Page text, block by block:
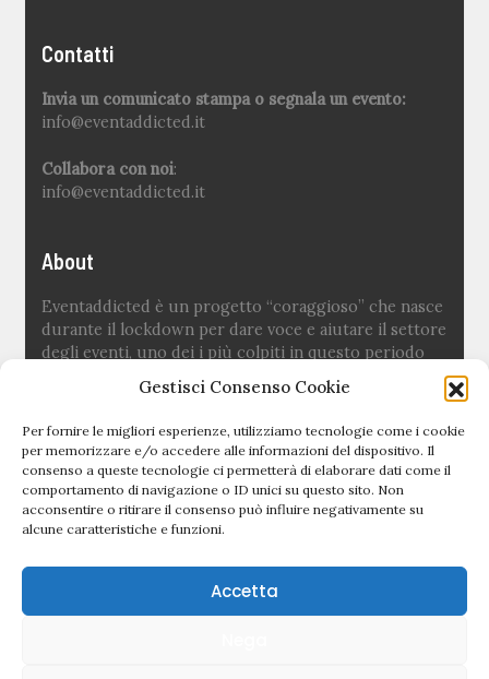
Gestisci Consenso Cookie
Per fornire le migliori esperienze, utilizziamo tecnologie come i cookie
per memorizzare e/o accedere alle informazioni del dispositivo. Il
consenso a queste tecnologie ci permetterà di elaborare dati come il
comportamento di navigazione o ID unici su questo sito. Non
acconsentire o ritirare il consenso può influire negativamente su
alcune caratteristiche e funzioni.
Accetta
Contatti
Invia un comunicato stampa o segnala un evento:
info@eventaddicted.it
Collabora con noi:
info@eventaddicted.it
About
Eventaddicted è un progetto “coraggioso” che nasce
durante il lockdown per dare voce e aiutare il settore
degli eventi, uno dei i più colpiti in questo periodo
Ideato e fondato da Sara Fuoco
Quick links
Newsletter
Politica editoriale